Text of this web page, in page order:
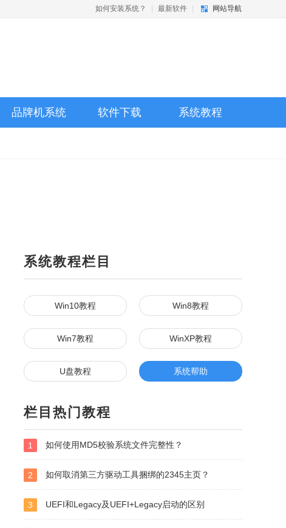
如何安装系统？ 最新软件 网站导航
品牌机系统 软件下载 系统教程
系统教程栏目
Win10教程 Win8教程
Win7教程 WinXP教程
U盘教程 系统帮助
栏目热门教程
1 如何使用MD5校验系统文件完整性？
2 如何取消第三方驱动工具捆绑的2345主页？
3 UEFI和Legacy及UEFI+Legacy启动的区别